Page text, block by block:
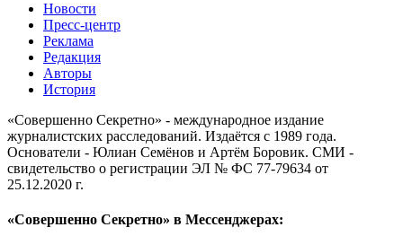
Новости
Пресс-центр
Реклама
Редакция
Авторы
История
«Совершенно Секретно» - международное издание
журналистских расследований. Издаётся с 1989 года.
Основатели - Юлиан Семёнов и Артём Боровик. CМИ -
свидетельство о регистрации ЭЛ № ФС 77-79634 от
25.12.2020 г.
«Совершенно Секретно» в Мессенджерах: